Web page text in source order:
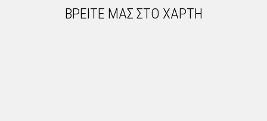
ΒΡΕΙΤΕ ΜΑΣ ΣΤΟ ΧΑΡΤΗ